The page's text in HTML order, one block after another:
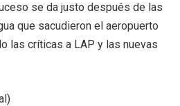
se da justo después de las
que sacudieron el aeropuerto
las críticas a LAP y las nuevas